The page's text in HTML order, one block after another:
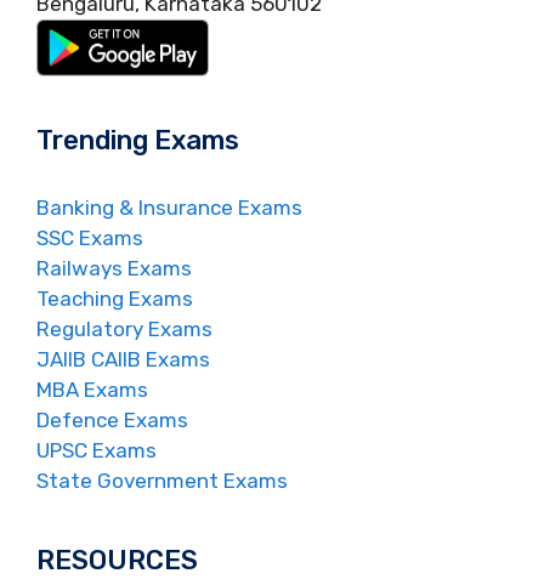
Trending Exams
Banking & Insurance Exams
SSC Exams
Railways Exams
Teaching Exams
Regulatory Exams
JAIIB CAIIB Exams
MBA Exams
Defence Exams
UPSC Exams
State Government Exams
RESOURCES